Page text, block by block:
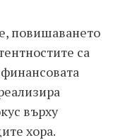
повишаването
са
върху
хора.